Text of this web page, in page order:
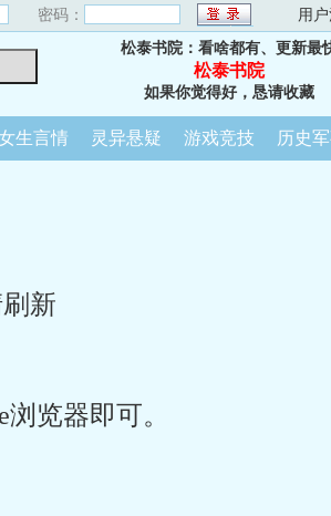
密码： 用
松泰书院：看啥都有、更新最
松泰书院
如果你觉得好，恳请收藏
生言情 灵异悬疑 游戏竞技 历史
新
览器即可。